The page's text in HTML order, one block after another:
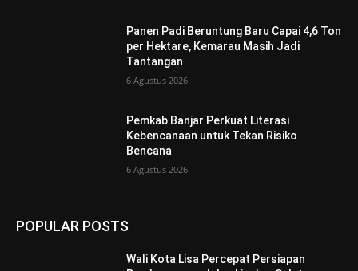
Panen Padi Beruntung Baru Capai 4,6 Ton
per Hektare, Kemarau Masih Jadi
Tantangan
6 Agustus 2026
Pemkab Banjar Perkuat Literasi
Kebencanaan untuk Tekan Risiko
Bencana
6 Agustus 2026
POPULAR POSTS
Wali Kota Lisa Percepat Persiapan